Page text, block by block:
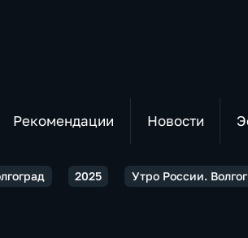
Рекомендации Новости
2025 Утро России.